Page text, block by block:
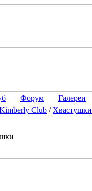
Форум Галереи
Kimberly Club / Хвастушки